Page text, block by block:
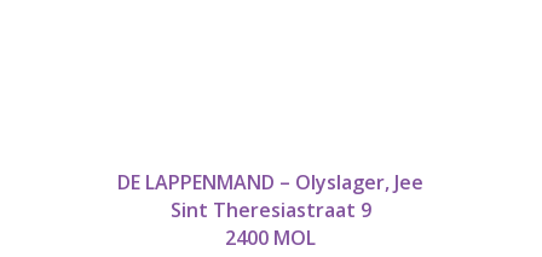
DE LAPPENMAND – Olyslager, Jee
Sint Theresiastraat 9
2400 MOL